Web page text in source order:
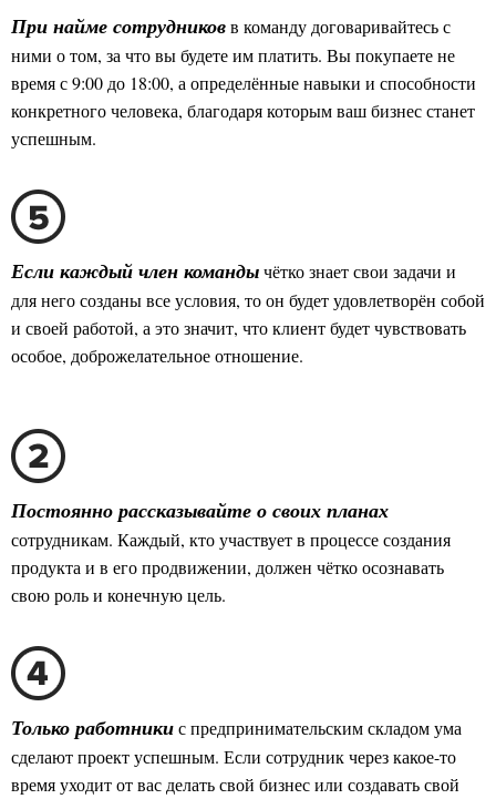
При найме сотрудников в команду договаривайтесь с
ними о том, за что вы будете им платить. Вы покупаете не
время с 9:00 до 18:00, а определённые навыки и способности
конкретного человека, благодаря которым ваш бизнес станет
успешным.
Если каждый член команды чётко знает свои задачи и
для него созданы все условия, то он будет удовлетворён собой
и своей работой, а это значит, что клиент будет чувствовать
особое, доброжелательное отношение.
Постоянно рассказывайте о своих планах
сотрудникам. Каждый, кто участвует в процессе создания
продукта и в его продвижении, должен чётко осознавать
свою роль и конечную цель.
Только работники с предпринимательским складом ума
сделают проект успешным. Если сотрудник через какое-то
время уходит от вас делать свой бизнес или создавать свой